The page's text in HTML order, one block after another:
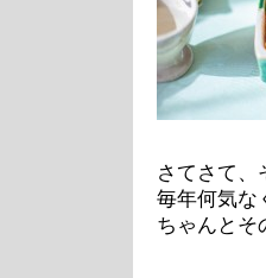
さてさて、
毎年何気な
ちゃんとそ